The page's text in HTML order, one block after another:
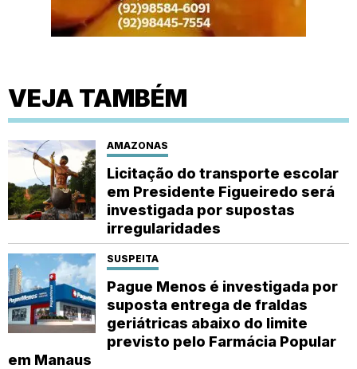
VEJA TAMBÉM
AMAZONAS
Licitação do transporte escolar
em Presidente Figueiredo será
investigada por supostas
irregularidades
SUSPEITA
Pague Menos é investigada por
suposta entrega de fraldas
geriátricas abaixo do limite
previsto pelo Farmácia Popular
em Manaus